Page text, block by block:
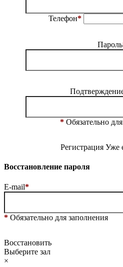
Телефон*
Пароль
* Обязательно
Регистрация Уже
Восстановление пароля
E-mail*
* Обязательно для заполнения
Восстановить
Выберите зал
×